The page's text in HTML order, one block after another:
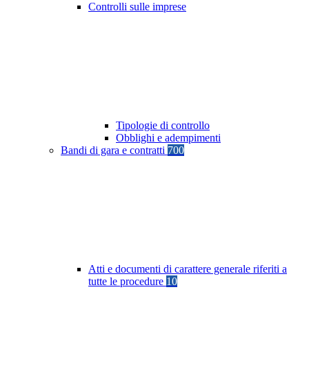
Controlli sulle imprese
Tipologie di controllo
Obblighi e adempimenti
Bandi di gara e contratti 700
Atti e documenti di carattere generale riferiti a
tutte le procedure 10